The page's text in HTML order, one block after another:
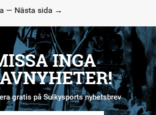
— Nästa sida →
INGA
gratis på Sulkysports nyhetsbrev